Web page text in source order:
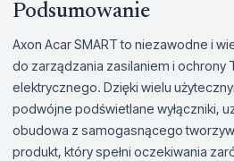
Podsumowanie
Axon Acar SMART to niezawodne i
do zarządzania zasilaniem i ochrony
elektrycznego. Dzięki wielu
podwójne podświetlane wyłączniki,
obudowa z samogasnącego
produkt, który spełni oczekiwania